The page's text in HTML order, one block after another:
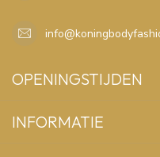
OPENINGSTIJDEN
INFORMATIE